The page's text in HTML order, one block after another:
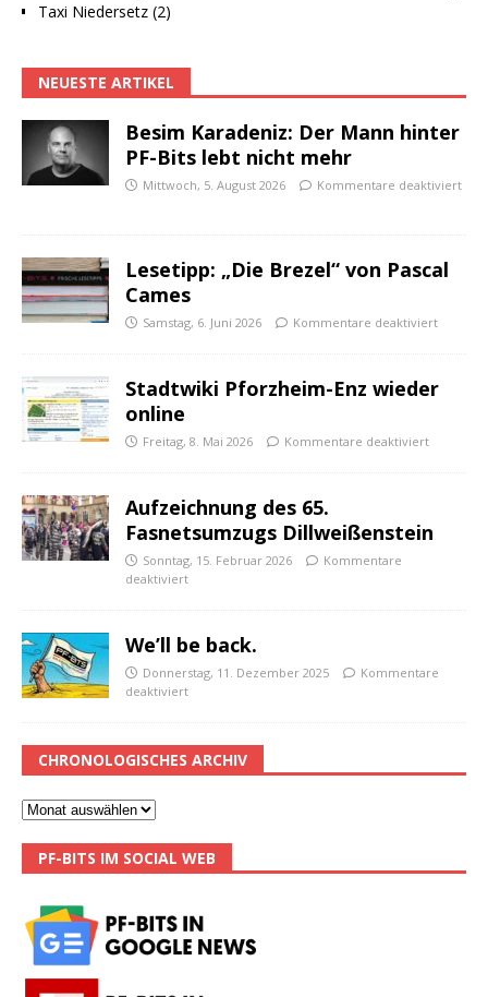
Taxi Niedersetz (2)
NEUESTE ARTIKEL
Besim Karadeniz: Der Mann hinter
PF-Bits lebt nicht mehr
Mittwoch, 5. August 2026 Kommentare deaktiviert
Lesetipp: „Die Brezel“ von Pascal
Cames
Samstag, 6. Juni 2026 Kommentare deaktiviert
Stadtwiki Pforzheim-Enz wieder
online
Freitag, 8. Mai 2026 Kommentare deaktiviert
Aufzeichnung des 65.
Fasnetsumzugs Dillweißenstein
Sonntag, 15. Februar 2026
Kommentare
deaktiviert
We’ll be back.
Donnerstag, 11. Dezember 2025
Kommentare
deaktiviert
CHRONOLOGISCHES ARCHIV
PF-BITS IM SOCIAL WEB